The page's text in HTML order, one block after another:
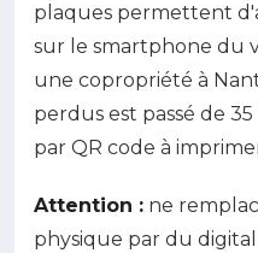
plaques permettent
sur le smartphone du
une copropriété à
perdus est passé de
par QR code à
Attention : ne
physique par du